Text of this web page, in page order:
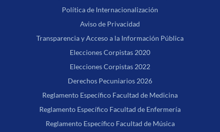
Política de Internacionalización
Aviso de Privacidad
Transparencia y Acceso a la Información Pública
Elecciones Corpistas 2020
Elecciones Corpistas 2022
Derechos Pecuniarios 2026
Reglamento Específico Facultad de Medicina
Reglamento Específico Facultad de Enfermería
Reglamento Específico Facultad de Música